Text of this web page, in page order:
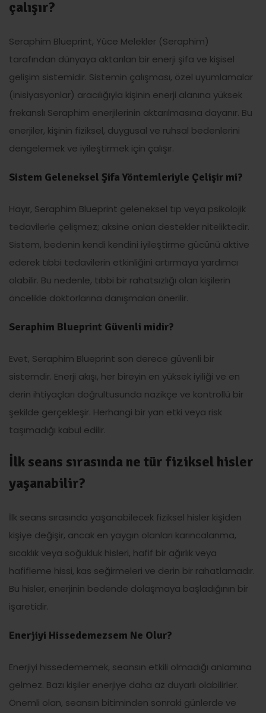
çalışır?
Seraphim Blueprint, Yüce Melekler (Seraphim)
tarafından dünyaya aktarılan bir enerji şifa ve kişisel
gelişim sistemidir. Sistemin çalışması, özel uyumlamalar
(inisiyasyonlar) aracılığıyla kişinin enerji alanına yüksek
frekanslı Seraphim enerjilerinin aktarılmasına dayanır. Bu
enerjiler, kişinin fiziksel, duygusal ve ruhsal bedenlerini
dengelemek ve iyileştirmek için çalışır.
Sistem Geleneksel Şifa Yöntemleriyle Çelişir mi?
Hayır, Seraphim Blueprint geleneksel tıp veya psikolojik
tedavilerle çelişmez; aksine onları destekler niteliktedir.
Sistem, bedenin kendi kendini iyileştirme gücünü aktive
ederek tıbbi tedavilerin etkinliğini artırmaya yardımcı
olabilir. Bu nedenle, tıbbi bir rahatsızlığı olan kişilerin
öncelikle doktorlarına danışmaları önerilir.
Seraphim Blueprint Güvenli midir?
Evet, Seraphim Blueprint son derece güvenli bir
sistemdir. Enerji akışı, her bireyin en yüksek iyiliği ve en
derin ihtiyaçları doğrultusunda nazikçe ve kontrollü bir
şekilde gerçekleşir. Herhangi bir yan etki veya risk
taşımadığı kabul edilir.
İlk seans sırasında ne tür fiziksel hisler
yaşanabilir?
İlk seans sırasında yaşanabilecek fiziksel hisler kişiden
kişiye değişir, ancak en yaygın olanları karıncalanma,
sıcaklık veya soğukluk hisleri, hafif bir ağırlık veya
hafifleme hissi, kas seğirmeleri ve derin bir rahatlamadır.
Bu hisler, enerjinin bedende dolaşmaya başladığının bir
işaretidir.
Enerjiyi Hissedemezsem Ne Olur?
Enerjiyi hissedememek, seansın etkili olmadığı anlamına
gelmez. Bazı kişiler enerjiye daha az duyarlı olabilirler.
Önemli olan, seansın bitiminden sonraki günlerde ve